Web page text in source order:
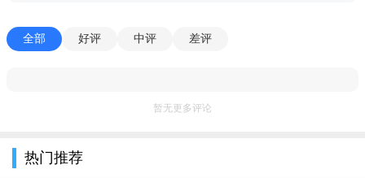
1、各种不同种类的敌人，玩家需要选择不同的策略来应对。
二的角色。
全部 好评 中评 差评
暂无更多评论
热门推荐